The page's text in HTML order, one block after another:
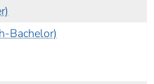
Bachelor)